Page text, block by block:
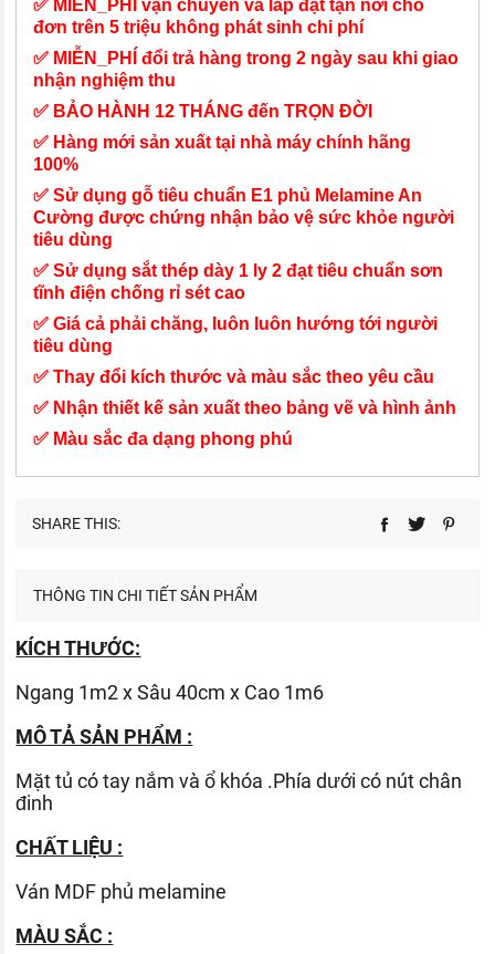
✅ MIỄN_PHÍ vận chuyển và lắp đặt tận nơi cho
đơn trên 5 triệu không phát sinh chi phí
✅ MIỄN_PHÍ đổi trả hàng trong 2 ngày sau khi giao
nhận nghiệm thu
✅ BẢO HÀNH 12 THÁNG đến TRỌN ĐỜI
✅ Hàng mới sản xuất tại nhà máy chính hãng
100%
✅ Sử dụng gỗ tiêu chuẩn E1 phủ Melamine An
Cường được chứng nhận bảo vệ sức khỏe người
tiêu dùng
✅ Sử dụng sắt thép dày 1 ly 2 đạt tiêu chuẩn sơn
tĩnh điện chống rỉ sét cao
✅ Giá cả phải chăng, luôn luôn hướng tới người
tiêu dùng
✅ Thay đổi kích thước và màu sắc theo yêu cầu
✅ Nhận thiết kế sản xuất theo bảng vẽ và hình ảnh
✅ Màu sắc đa dạng phong phú
SHARE THIS:
THÔNG TIN CHI TIẾT SẢN PHẨM
KÍCH THƯỚC:
Ngang 1m2 x Sâu 40cm x Cao 1m6
MÔ TẢ SẢN PHẨM :
Mặt tủ có tay nắm và ổ khóa .Phía dưới có nút chân
đinh
CHẤT LIỆU :
Ván MDF phủ melamine
MÀU SẮC :